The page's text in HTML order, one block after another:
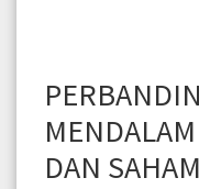
DAN SAHAM